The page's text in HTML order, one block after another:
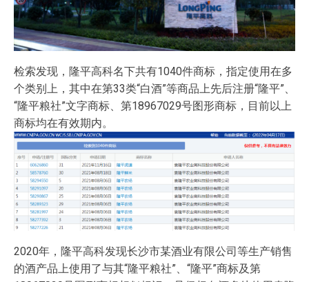
检索发现，隆平高科名下共有1040件商标，指定使用在多
个类别上，其中在第33类“白酒”等商品上先后注册“隆平”、
“隆平粮社”文字商标、第18967029号图形商标，目前以上
商标均在有效期内。
2020年，隆平高科发现长沙市某酒业有限公司等生产销售
的酒产品上使用了与其“隆平粮社”、“隆平”商标及第